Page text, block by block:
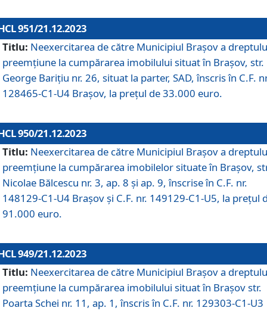
951/21.12.2023
Titlu: Neexercitarea de către Municipiul Brașov a
preemțiune la cumpărarea imobilului situat în Brașov, str.
George Barițiu nr. 26, situat la parter, SAD, înscris în C.F.
128465-C1-U4 Brașov, la prețul de 33.000 euro.
950/21.12.2023
Titlu: Neexercitarea de către Municipiul Brașov a
preemțiune la cumpărarea imobilelor situate în Brașov,
Nicolae Bălcescu nr. 3, ap. 8 și ap. 9, înscrise în C.F. nr.
148129-C1-U4 Brașov și C.F. nr. 149129-C1-U5, la prețul
91.000 euro.
949/21.12.2023
Titlu: Neexercitarea de către Municipiul Brașov a
preemțiune la cumpărarea imobilului situat în Brașov str.
Poarta Schei nr. 11, ap. 1, înscris în C.F. nr. 129303-C1-U3